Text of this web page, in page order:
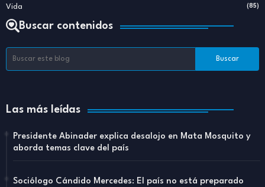
Vida (85)
Buscar contenidos
Las más leídas
Presidente Abinader explica desalojo en Mata Mosquito y
aborda temas clave del país
Sociólogo Cándido Mercedes: El país no está preparado